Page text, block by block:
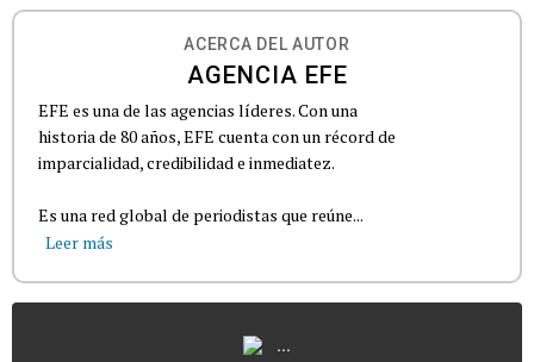
ACERCA DEL AUTOR
AGENCIA EFE
EFE es una de las agencias líderes. Con una
historia de 80 años, EFE cuenta con un récord de
imparcialidad, credibilidad e inmediatez.
Es una red global de periodistas que reúne...
Leer más
...